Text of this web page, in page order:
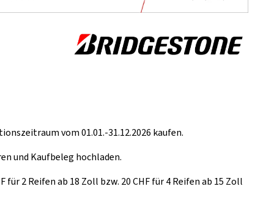
vom 01.01.-31.12.2026 kaufen.
und Kaufbeleg hochladen.
2 Reifen ab 18 Zoll bzw. 20 CHF für 4 Reifen ab 15 Zoll